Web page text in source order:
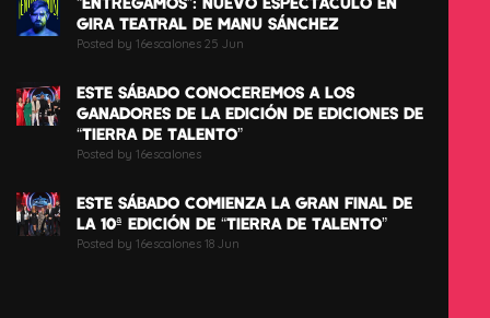
GIRA TEATRAL DE MANU SÁNCHEZ
Posted by 16escalones 25 Jun
ESTE SÁBADO CONOCEREMOS A LOS
GANADORES DE LA EDICIÓN DE EDICIONES DE
“TIERRA DE TALENTO”
Posted by 16escalones
ESTE SÁBADO COMIENZA LA GRAN FINAL DE
LA 10ª EDICIÓN DE “TIERRA DE TALENTO”
Posted by 16escalones 18 Jun